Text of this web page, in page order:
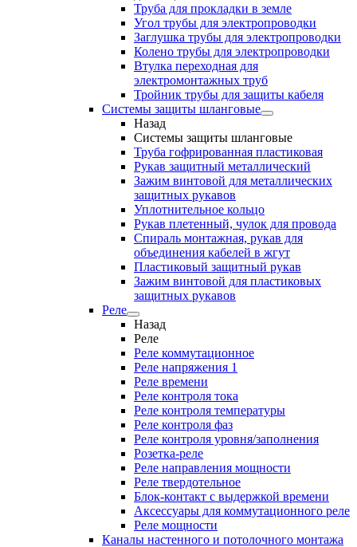
Труба для прокладки в земле
Угол трубы для электропроводки
Заглушка трубы для электропроводки
Колено трубы для электропроводки
Втулка переходная для
электромонтажных труб
Тройник трубы для защиты кабеля
Системы защиты шланговые
Назад
Системы защиты шланговые
Труба гофрированная пластиковая
Рукав защитный металлический
Зажим винтовой для металлических
защитных рукавов
Уплотнительное кольцо
Рукав плетенный, чулок для провода
Спираль монтажная, рукав для
объединения кабелей в жгут
Пластиковый защитный рукав
Зажим винтовой для пластиковых
защитных рукавов
Реле
Назад
Реле
Реле коммутационное
Реле напряжения 1
Реле времени
Реле контроля тока
Реле контроля температуры
Реле контроля фаз
Реле контроля уровня/заполнения
Розетка-реле
Реле направления мощности
Реле твердотельное
Блок-контакт с выдержкой времени
Аксессуары для коммутационного реле
Реле мощности
Каналы настенного и потолочного монтажа